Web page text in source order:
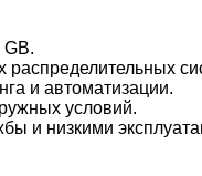
и автоматизации.
условий.
и низкими